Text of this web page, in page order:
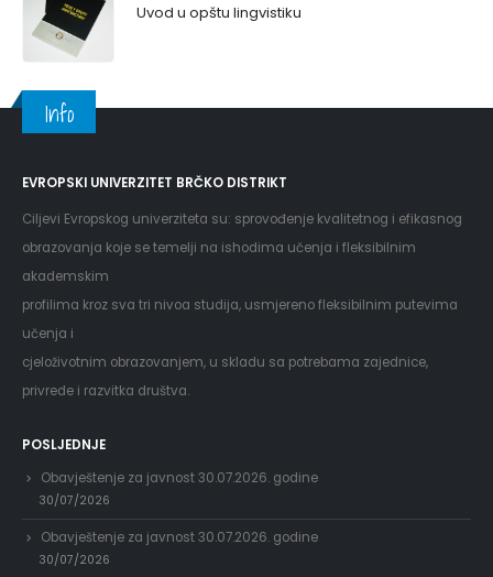
Uvod u opštu lingvistiku
Info
EVROPSKI UNIVERZITET BRČKO DISTRIKT
Ciljevi Evropskog univerziteta su: sprovođenje kvalitetnog i efikasnog
obrazovanja koje se temelji na ishodima učenja i fleksibilnim
akademskim
profilima kroz sva tri nivoa studija, usmjereno fleksibilnim putevima
učenja i
cjeloživotnim obrazovanjem, u skladu sa potrebama zajednice,
privrede i razvitka društva.
POSLJEDNJE
Obavještenje za javnost 30.07.2026. godine
30/07/2026
Obavještenje za javnost 30.07.2026. godine
30/07/2026